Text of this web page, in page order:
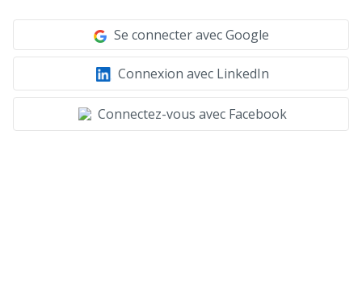
Se connecter avec Google
Connexion avec LinkedIn
Connectez-vous avec Facebook